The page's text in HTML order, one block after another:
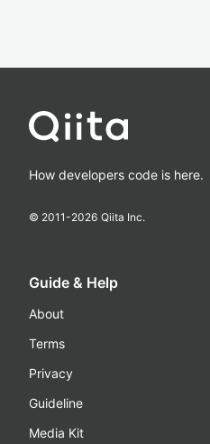
How developers code is here.
© 2011-2026 Qiita Inc.
Guide & Help
About
Terms
Privacy
Guideline
Media Kit